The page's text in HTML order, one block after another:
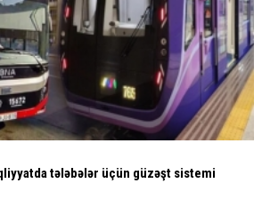
tələbələr üçün güzəşt sistemi